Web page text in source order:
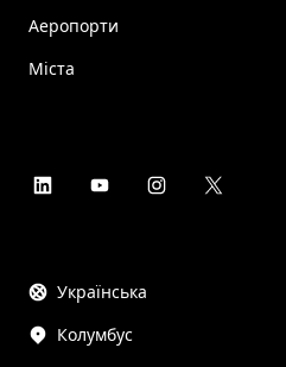
Аеропорти
Міста
Українська
Колумбус